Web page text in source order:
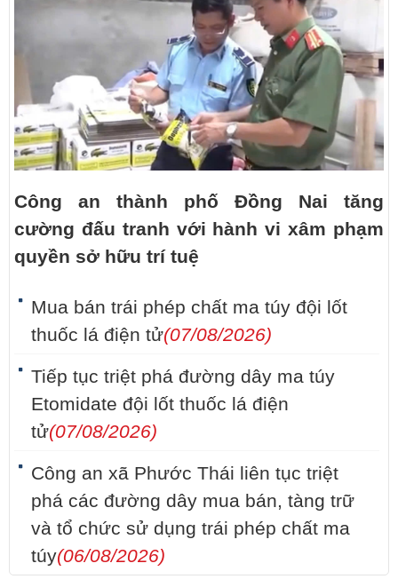
Công an thành phố Đồng Nai tăng
cường đấu tranh với hành vi xâm phạm
quyền sở hữu trí tuệ
Mua bán trái phép chất ma túy đội lốt
thuốc lá điện tử(07/08/2026)
Tiếp tục triệt phá đường dây ma túy
Etomidate đội lốt thuốc lá điện
tử(07/08/2026)
Công an xã Phước Thái liên tục triệt
phá các đường dây mua bán, tàng trữ
và tổ chức sử dụng trái phép chất ma
túy(06/08/2026)